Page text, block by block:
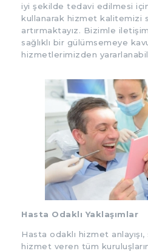
iyi şekilde tedavi edilmesi
kullanarak hizmet kalitemizi
artırmaktayız. Bizimle
sağlıklı bir gülümsemeye
hizmetlerimizden
Hasta Odaklı Yaklaşımlar
Hasta odaklı hizmet
hizmet veren tüm kuruluşların